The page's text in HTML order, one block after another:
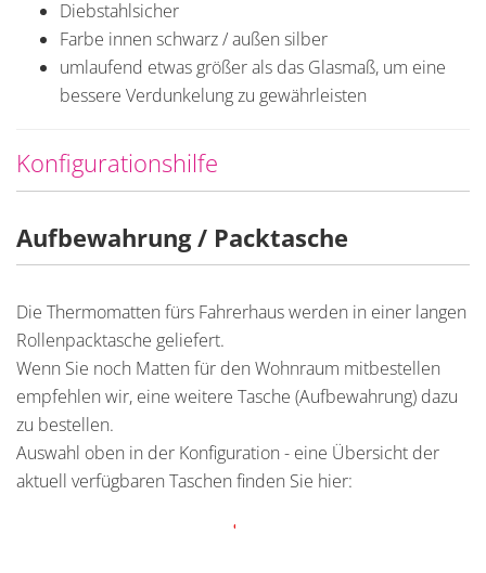
Diebstahlsicher
Farbe innen schwarz / außen silber
umlaufend etwas größer als das Glasmaß, um eine
bessere Verdunkelung zu gewährleisten
Konfigurationshilfe
Aufbewahrung / Packtasche
Die Thermomatten fürs Fahrerhaus werden in einer langen
Rollenpacktasche geliefert.
Wenn Sie noch Matten für den Wohnraum mitbestellen
empfehlen wir, eine weitere Tasche (Aufbewahrung) dazu
zu bestellen.
Auswahl oben in der Konfiguration - eine Übersicht der
aktuell verfügbaren Taschen finden Sie hier: